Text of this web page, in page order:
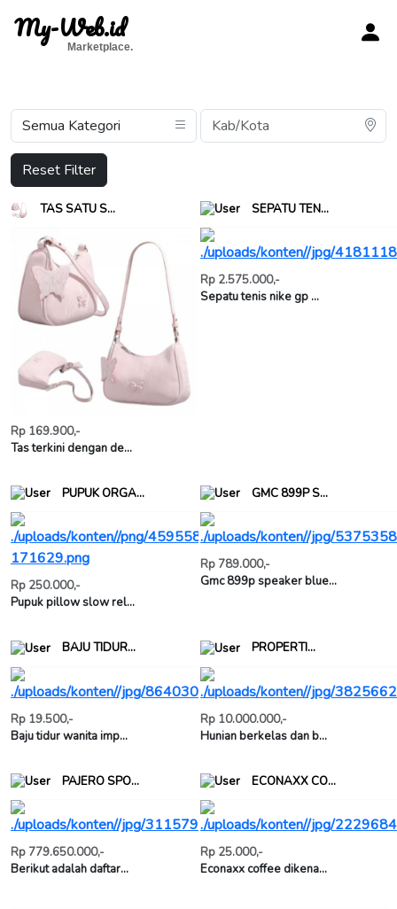
My-Web.id
Marketplace.
Reset Filter
TAS SATU S...
Rp 169.900,-
Tas terkini dengan de...
SEPATU TEN...
Rp 2.575.000,-
Sepatu tenis nike gp ...
PUPUK ORGA...
Rp 250.000,-
Pupuk pillow slow rel...
GMC 899P S...
Rp 789.000,-
Gmc 899p speaker blue...
BAJU TIDUR...
Rp 19.500,-
Baju tidur wanita imp...
PROPERTI...
Rp 10.000.000,-
Hunian berkelas dan b...
PAJERO SPO...
Rp 779.650.000,-
Berikut adalah daftar...
ECONAXX CO...
Rp 25.000,-
Econaxx coffee dikena...